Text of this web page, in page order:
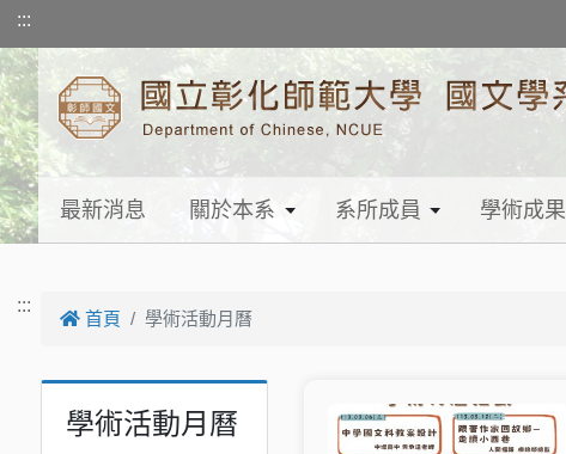
跳到主要內容
:::
最新消息 關於本系 系所成員 學術成果
:::
首頁 學術活動月曆
學術活動月曆